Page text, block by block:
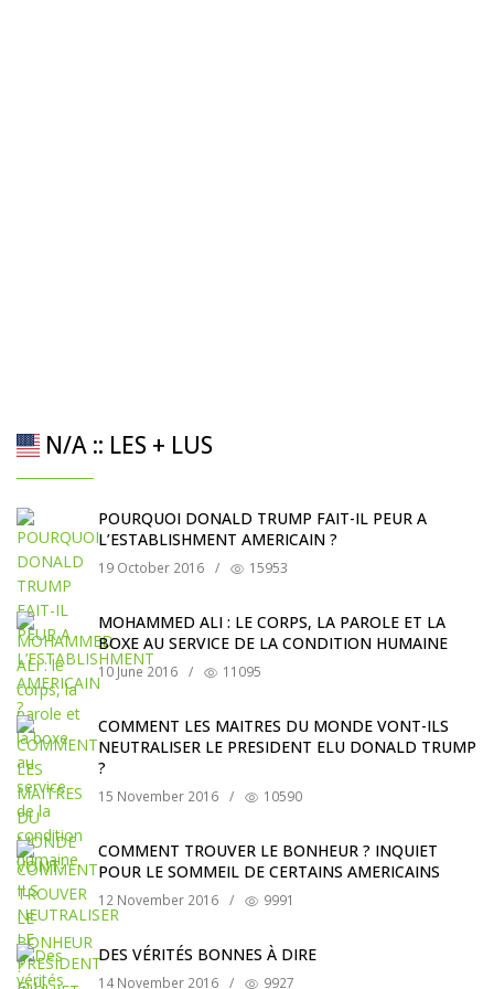
N/A :: LES + LUS
POURQUOI DONALD TRUMP FAIT-IL PEUR A
L’ESTABLISHMENT AMERICAIN ?
19 October 2016 / 15953
MOHAMMED ALI : LE CORPS, LA PAROLE ET LA
BOXE AU SERVICE DE LA CONDITION HUMAINE
10 June 2016 / 11095
COMMENT LES MAITRES DU MONDE VONT-ILS
NEUTRALISER LE PRESIDENT ELU DONALD TRUMP
?
15 November 2016 / 10590
COMMENT TROUVER LE BONHEUR ? INQUIET
POUR LE SOMMEIL DE CERTAINS AMERICAINS
12 November 2016 / 9991
DES VÉRITÉS BONNES À DIRE
14 November 2016 / 9927